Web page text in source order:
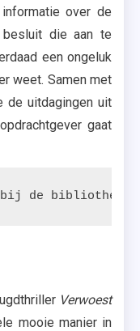
over de
besluit die aan te
een ongeluk
weet. Samen met
de uitdagingen uit
gaat
de bibliotheek.
Verwoest
mooie manier in